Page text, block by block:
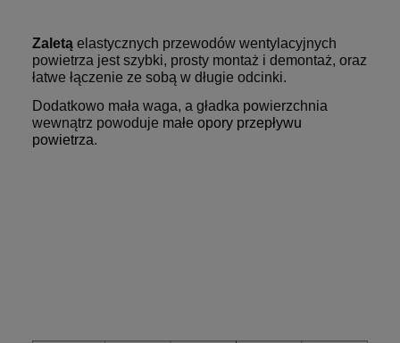
Zaletą elastycznych przewodów wentylacyjnych
powietrza jest szybki, prosty montaż i demontaż, oraz
łatwe łączenie ze sobą w długie odcinki.
Dodatkowo mała waga, a gładka powierzchnia
wewnątrz powoduje małe opory przepływu
powietrza.